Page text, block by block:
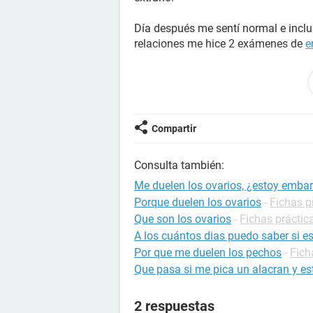
Día después me sentí normal e
relaciones me hice 2 exámenes de
me baja a lo largo del día. También
Quisiera saber si estoy
...La duda me invade!
Algunos datos míos:
- Mi periodo suele ser irregular, pero
- Estuve con tratamiento con
poliquisticos.
- Cuando estoy en mimenstruacion
intensos.. en muchas ocasiones es
Compartir
Consulta también:
Me duelen los ovarios, ¿estoy
Porque duelen los ovarios - Fichas
Que son los ovarios - Fichas
A los cuántos dias puedo saber si
Por que me duelen los pechos -
Que pasa si me pica un alacran y
2 respuestas